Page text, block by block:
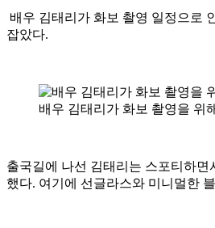
배우 김태리가 화보 촬영 일정으로
잡았다.
배우 김태리가 화보 촬영을 위
출국길에 나선 김태리는 스포티하
했다. 여기에 선글라스와 미니멀한